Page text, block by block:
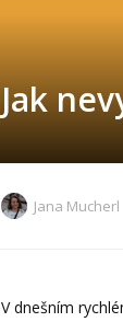
Jak
Jana Mucherl
V dnešním